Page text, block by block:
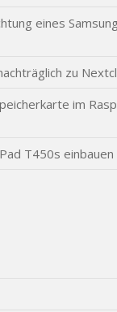
eines
zu
im
T450s einbauen